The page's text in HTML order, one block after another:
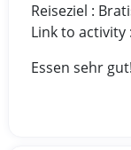
Reiseziel :
Link to activity
Essen sehr